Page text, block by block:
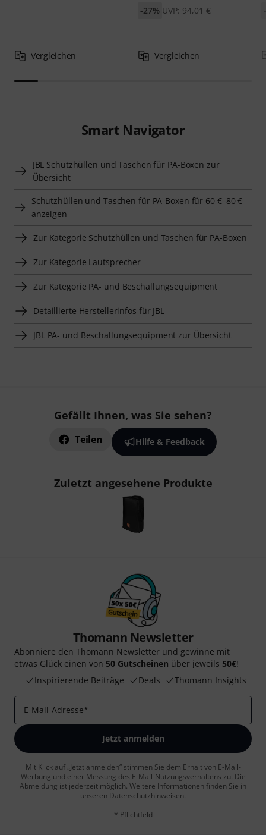
Vergleichen
UVP: 94,01 €
-27%
Vergleichen
Smart Navigator
JBL Schutzhüllen und Taschen für PA-Boxen zur
Übersicht
Schutzhüllen und Taschen für PA-Boxen für 60 €–80 €
anzeigen
Zur Kategorie Schutzhüllen und Taschen für PA-Boxen
Zur Kategorie Lautsprecher
Zur Kategorie PA- und Beschallungsequipment
Detaillierte Herstellerinfos für JBL
JBL PA- und Beschallungsequipment zur Übersicht
Gefällt Ihnen, was Sie sehen?
Teilen Hilfe & Feedback
Zuletzt angesehene Produkte
Thomann Newsletter
Abonniere den Thomann Newsletter und gewinne mit
etwas Glück einen von 50 Gutscheinen über jeweils 50€!
Inspirierende Beiträge
Deals Thomann Insights
E-Mail-Adresse*
Jetzt anmelden
Mit Klick auf „Jetzt anmelden“ stimmen Sie dem Erhalt von E-Mail-
Werbung und einer Messung des E-Mail-Nutzungsverhaltens zu. Die
Abmeldung ist jederzeit möglich. Weitere Informationen finden Sie in
unseren Datenschutzhinweisen.
* Pflichtfeld